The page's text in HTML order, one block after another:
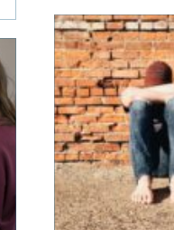
der forener
nytænkning. Her
gode råvarer,
håndværk og
anretning
du får en...